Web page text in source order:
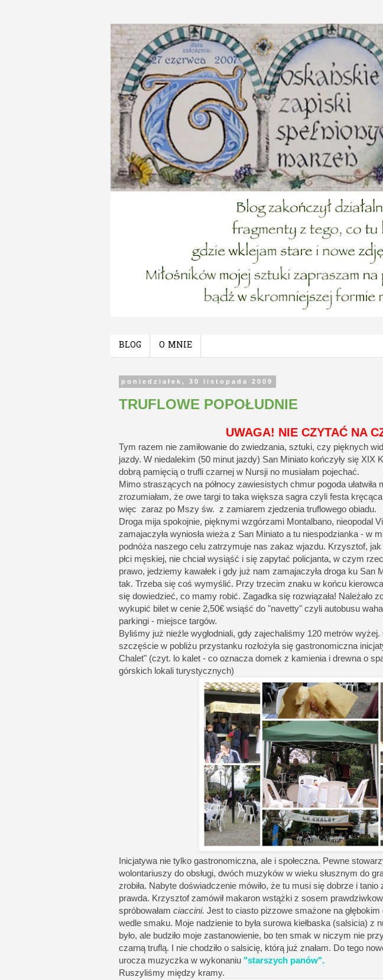
BLOG O MNIE
poniedziałek, 30 listopada 2009
TRUFLOWE POPOŁUDNIE
UWAGA! NIE CZYTAĆ NA
Tym razem nie zamiłowanie do zwiedzania, sztuki, czy pięknych
jazdy. W niedalekim (50 minut jazdy) San Miniato kończyły się XIX
dobrą pamięcią o trufli czarnej w Nursji no musiałam pojechać.
Mimo straszących na północy zawiesistych chmur pogoda ułatwiła
zrozumiałam, że owe targi to taka większa sagra czyli festa
więc zaraz po Mszy św. z zamiarem zjedzenia truflowego obiadu.
Droga mija spokojnie, pięknymi wzgórzami Montalbano, nieopodal
zamajaczyła wyniosła wieża z San Miniato a tu niespodzianka - w
podnóża naszego celu zatrzymuje nas zakaz wjazdu. Krzysztof, jak
płci męskiej, nie chciał wysiąść i się zapytać policjanta, w czym
prawo, jedziemy kawałek i gdy już nam zamajaczyła droga ku San
tak. Trzeba się coś wymyślić. Przy trzecim znaku w końcu
się dowiedzieć, co mamy robić. Zagadka się rozwiązała! Należało
wykupić bilet w cenie 2,50€ wsiąść do "navetty" czyli autobusu
parkingi - miejsce targów.
Byliśmy już nieźle wygłodniali, gdy zajechaliśmy 120 metrów wyżej.
szczęście w pobliżu przystanku rozłożyła się gastronomiczna
Chalet" (czyt. lo kalet - co oznacza domek z kamienia i drewna o
górskich lokali turystycznych)
Inicjatywa nie tylko gastronomiczna, ale i społeczna. Pewne
wolontariuszy do obsługi, dwóch muzyków w wieku słusznym do
zrobiła. Nabyte doświadczenie mówiło, że tu musi się dobrze i
prawda. Krzysztof zamówił makaron wstążki z sosem
spróbowałam ciaccini. Jest to ciasto pizzowe smażone na głębokim
wedle smaku. Moje nadzienie to była surowa kiełbaska (salsicia) z
było, ale budziło moje zastanowienie, bo ten smak w niczym nie
czarną truflą. I nie chodziło o salsicię, którą już znałam. Do tego
urocza muzyczka w wykonaniu "starszych panów".
Ruszyliśmy między kramy.